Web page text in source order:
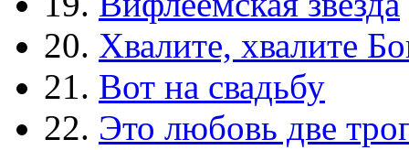
20. Хвалите, хвалите
21. Вот на свадьбу
22. Это любовь две